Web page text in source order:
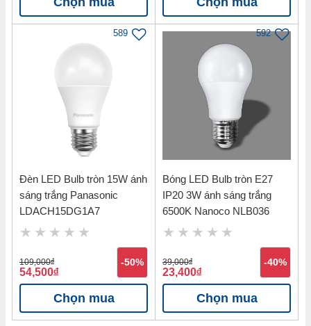
Bảng nhiệt độ màu ánh sáng Đèn LED
Panel vuông 24W ánh sáng trắng 6500K
NPL246S
589
Đèn LED Bulb tròn 15W ánh
sáng trắng Panasonic
LDACH15DG1A7
109,000đ
54,500đ
-50%
Chọn mua
592
Bóng LED Bulb tròn E27
IP20 3W ánh sáng trắng
6500K Nanoco NLB036
39,000đ
23,400đ
-40%
Chọn mua